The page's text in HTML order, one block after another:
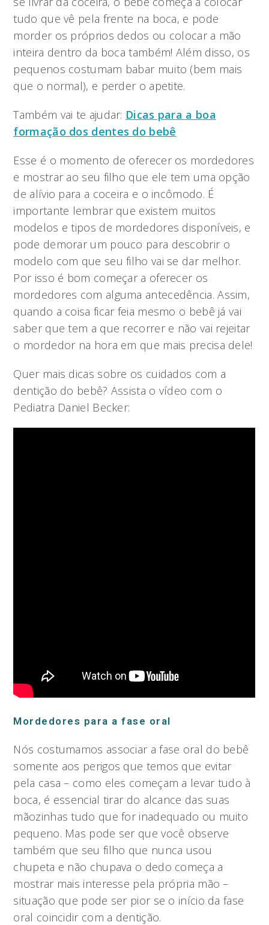
tudo que vê pela frente na boca, e pode
morder os próprios dedos ou colocar a mão
inteira dentro da boca também! Além disso, os
pequenos costumam babar muito (bem mais
que o normal), e perder o apetite.
Também vai te ajudar: Dicas para a boa
formação dos dentes do bebê
Esse é o momento de oferecer os mordedores
e mostrar ao seu filho que ele tem uma opção
de alívio para a coceira e o incômodo. É
importante lembrar que existem muitos
modelos e tipos de mordedores disponíveis, e
pode demorar um pouco para descobrir o
modelo com que seu filho vai se dar melhor.
Por isso é bom começar a oferecer os
mordedores com alguma antecedência. Assim,
quando a coisa ficar feia mesmo o bebê já vai
saber que tem a que recorrer e não vai rejeitar
o mordedor na hora em que mais precisa dele!
Quer mais dicas sobre os cuidados com a
dentição do bebê? Assista o vídeo com o
Pediatra Daniel Becker:
Mordedores para a fase oral
Nós costumamos associar a fase oral do bebê
somente aos perigos que temos que evitar
pela casa – como eles começam a levar tudo à
boca, é essencial tirar do alcance das suas
mãozinhas tudo que for inadequado ou muito
pequeno. Mas pode ser que você observe
também que seu filho que nunca usou
chupeta e não chupava o dedo começa a
mostrar mais interesse pela própria mão –
situação que pode ser pior se o início da fase
oral coincidir com a dentição.